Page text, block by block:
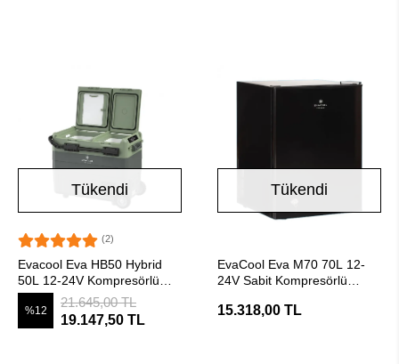
Tükendi
(2)
Evacool Eva HB50 Hybrid
50L 12-24V Kompresörlü
Taşınabilir Soğutucu
%12
21.645,00 TL
19.147,50 TL
Tükendi
EvaCool Eva M70 70L 12-
24V Sabit Kompresörlü
15.318,00 TL